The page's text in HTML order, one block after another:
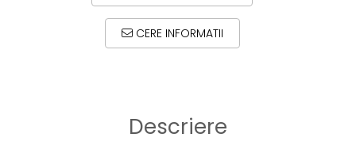
CERE INFORMATII
Descriere